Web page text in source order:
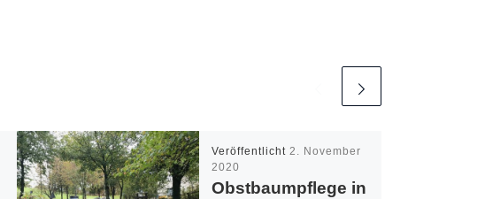
Veröffentlicht 2. November
2020
Obstbaumpflege in